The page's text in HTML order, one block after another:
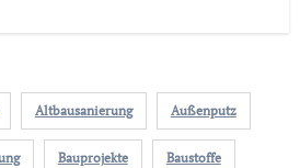
Altbausanierung Außenputz
Bauprojekte Baustoffe